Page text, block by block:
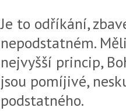
Je to odříkání,
nepodstatném.
nejvyšší princip,
jsou pomíjivé,
podstatného.